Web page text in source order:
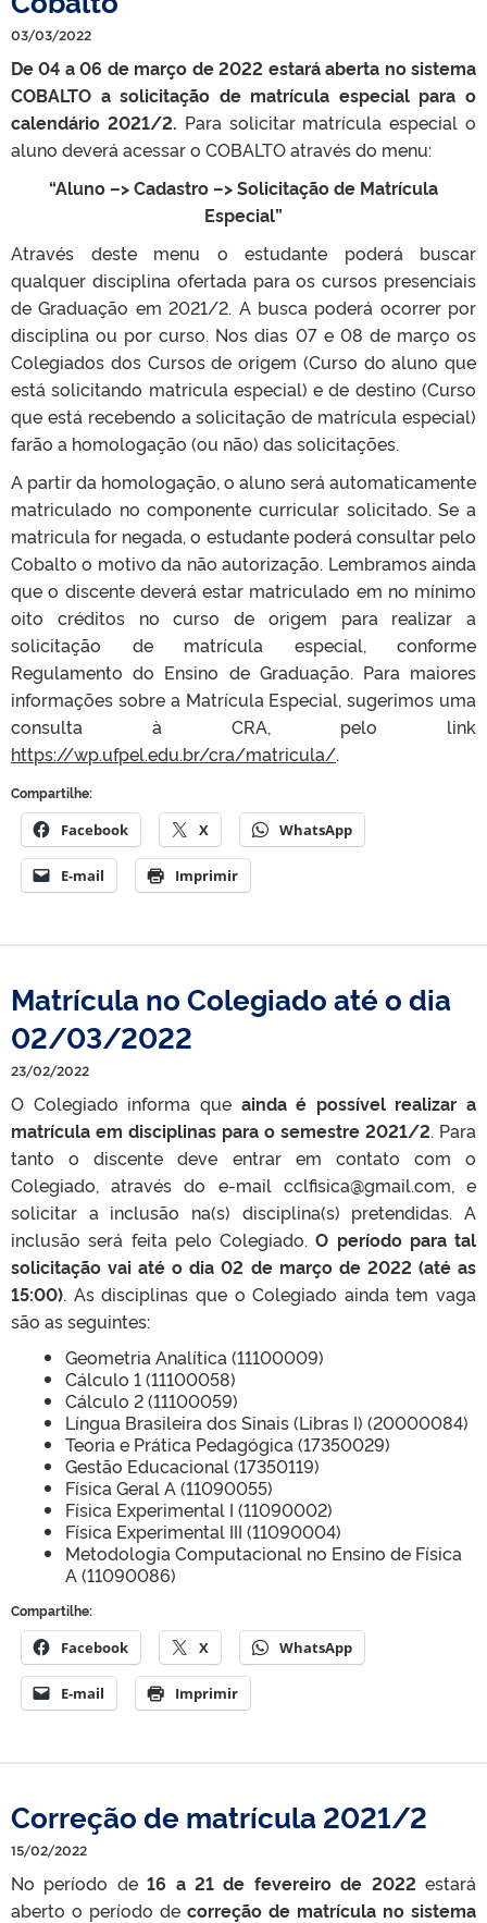
03/03/2022
De 04 a 06 de março de 2022 estará aberta no sistema
COBALTO a solicitação de matrícula especial para o
calendário 2021/2. Para solicitar matrícula especial o
aluno deverá acessar o COBALTO através do menu:
“Aluno –> Cadastro –> Solicitação de Matrícula
Especial”
Através deste menu o estudante poderá buscar
qualquer disciplina ofertada para os cursos presenciais
de Graduação em 2021/2. A busca poderá ocorrer por
disciplina ou por curso. Nos dias 07 e 08 de março os
Colegiados dos Cursos de origem (Curso do aluno que
está solicitando matricula especial) e de destino (Curso
que está recebendo a solicitação de matrícula especial)
farão a homologação (ou não) das solicitações.
A partir da homologação, o aluno será automaticamente
matriculado no componente curricular solicitado. Se a
matricula for negada, o estudante poderá consultar pelo
Cobalto o motivo da não autorização. Lembramos ainda
que o discente deverá estar matriculado em no mínimo
oito créditos no curso de origem para realizar a
solicitação de matrícula especial, conforme
Regulamento do Ensino de Graduação. Para maiores
informações sobre a Matrícula Especial, sugerimos uma
consulta à CRA, pelo link
https://wp.ufpel.edu.br/cra/matricula/.
Compartilhe:
Facebook X WhatsApp
E-mail Imprimir
Matrícula no Colegiado até o dia
02/03/2022
23/02/2022
O Colegiado informa que ainda é possível realizar a
matrícula em disciplinas para o semestre 2021/2. Para
tanto o discente deve entrar em contato com o
Colegiado, através do e-mail cclfisica@gmail.com, e
solicitar a inclusão na(s) disciplina(s) pretendidas. A
inclusão será feita pelo Colegiado.O período para tal
solicitação vai até o dia 02 de março de 2022 (até as
15:00). As disciplinas que o Colegiado ainda tem vaga
são as seguintes:
Geometria Analítica (11100009)
Cálculo 1 (11100058)
Cálculo 2 (11100059)
Língua Brasileira dos Sinais (Libras I) (20000084)
Teoria e Prática Pedagógica (17350029)
Gestão Educacional (17350119)
Física Geral A (11090055)
Física Experimental I (11090002)
Física Experimental III (11090004)
Metodologia Computacional no Ensino de Física
A (11090086)
Compartilhe:
Facebook X WhatsApp
E-mail Imprimir
Correção de matrícula 2021/2
15/02/2022
No período de16 a 21 de fevereiro de 2022 estará
aberto o período de correção de matrícula no sistema